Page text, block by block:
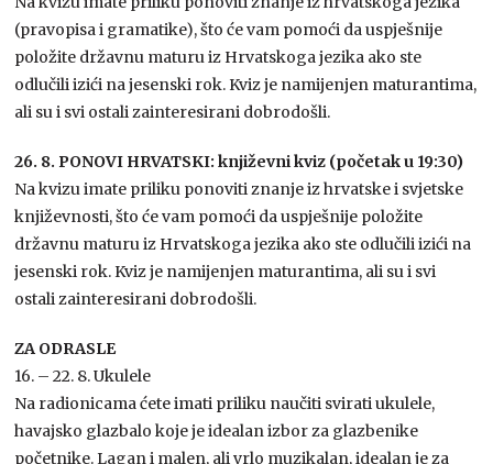
(pravopisa i gramatike), što će vam pomoći da uspješnije
položite državnu maturu iz Hrvatskoga jezika ako ste
odlučili izići na jesenski rok. Kviz je namijenjen maturantima,
ali su i svi ostali zainteresirani dobrodošli.
26. 8. PONOVI HRVATSKI: književni kviz (početak u 19:30)
Na kvizu imate priliku ponoviti znanje iz hrvatske i svjetske
književnosti, što će vam pomoći da uspješnije položite
državnu maturu iz Hrvatskoga jezika ako ste odlučili izići na
jesenski rok. Kviz je namijenjen maturantima, ali su i svi
ostali zainteresirani dobrodošli.
ZA ODRASLE
16. – 22. 8. Ukulele
Na radionicama ćete imati priliku naučiti svirati ukulele,
havajsko glazbalo koje je idealan izbor za glazbenike
početnike. Lagan i malen, ali vrlo muzikalan, idealan je za